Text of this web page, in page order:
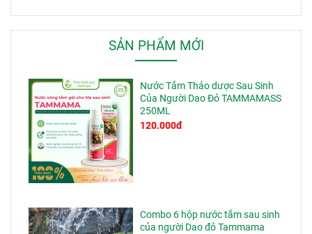
SẢN PHẨM MỚI
Nước Tắm Thảo dược Sau Sinh
Của Người Dao Đỏ TAMMAMASS
250ML
120.000đ
Combo 6 hộp nước tắm sau sinh
của người Dao đỏ Tammama